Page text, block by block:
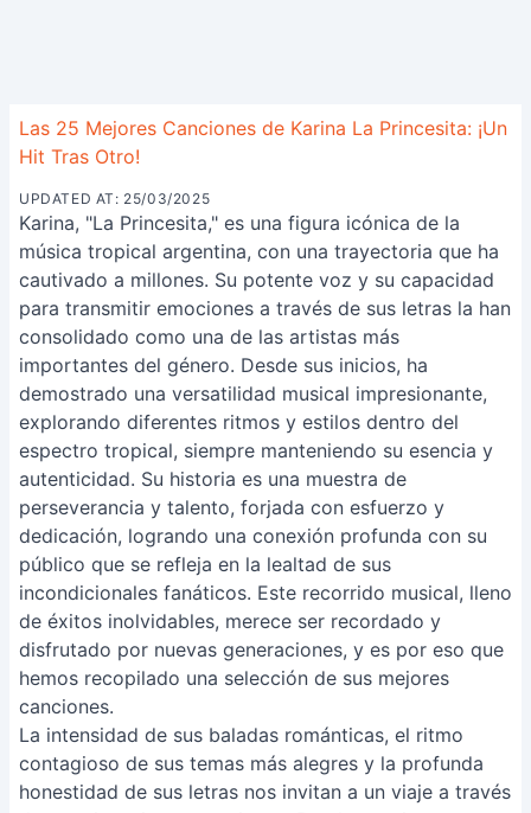
Las 25 Mejores Canciones de Karina La Princesita: ¡Un
Hit Tras Otro!
UPDATED AT: 25/03/2025
Karina, "La Princesita," es una figura icónica de la
música tropical argentina, con una trayectoria que ha
cautivado a millones. Su potente voz y su capacidad
para transmitir emociones a través de sus letras la han
consolidado como una de las artistas más
importantes del género. Desde sus inicios, ha
demostrado una versatilidad musical impresionante,
explorando diferentes ritmos y estilos dentro del
espectro tropical, siempre manteniendo su esencia y
autenticidad. Su historia es una muestra de
perseverancia y talento, forjada con esfuerzo y
dedicación, logrando una conexión profunda con su
público que se refleja en la lealtad de sus
incondicionales fanáticos. Este recorrido musical, lleno
de éxitos inolvidables, merece ser recordado y
disfrutado por nuevas generaciones, y es por eso que
hemos recopilado una selección de sus mejores
canciones.
La intensidad de sus baladas románticas, el ritmo
contagioso de sus temas más alegres y la profunda
honestidad de sus letras nos invitan a un viaje a través